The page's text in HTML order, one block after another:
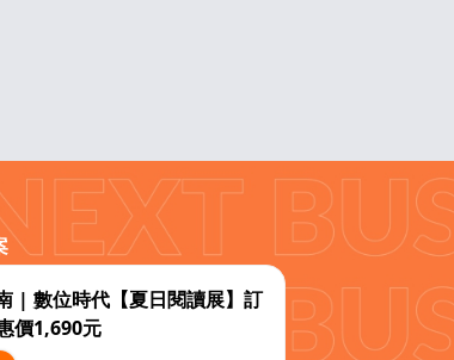
| 數位時代【夏日閱讀展】訂
價1,690元